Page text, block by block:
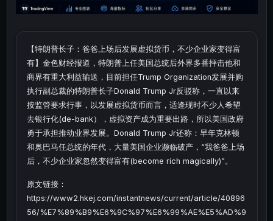
【特朗普长子：爸爸上场后发展虚拟货币，不少企业家变得富
有】金色财经报道，特朗普上任美国总统后外界多番抨击他和
商界有重大利益输送，目前担任Trump Organization发展并购
执行副总裁的特朗普长子Donald Trump Jr反驳称，一直以来
按监管要求行事，以发展虚拟货币而言，适逢现时不少人希望
去银行化(de-bank），虚拟资产成为重要出路，所以美国政府
勇于承担推动业界发展。Donald Trump Jr还称：早年克林顿
和奥巴马任总统的年代，大量美国企业濒临破产，“我爸爸上场
后，不少企业家忽然变得富有(become rich magically)”。
原文链接：
https://www2.hkej.com/instantnews/current/article/40896
56/%E7%89%B9%E6%9C%97%E6%99%AE%E5%AD%9